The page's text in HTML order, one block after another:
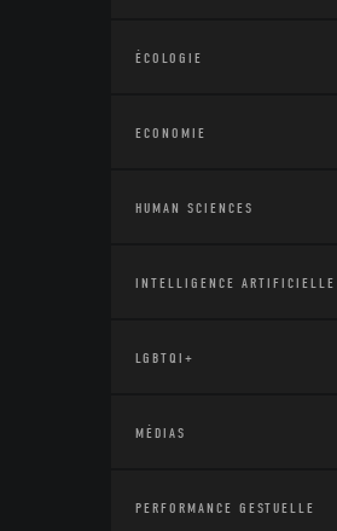
ÉCOLOGIE
ECONOMIE
HUMAN SCIENCES
INTELLIGENCE ARTIFICIELLE
LGBTQI+
MÉDIAS
PERFORMANCE GESTUELLE